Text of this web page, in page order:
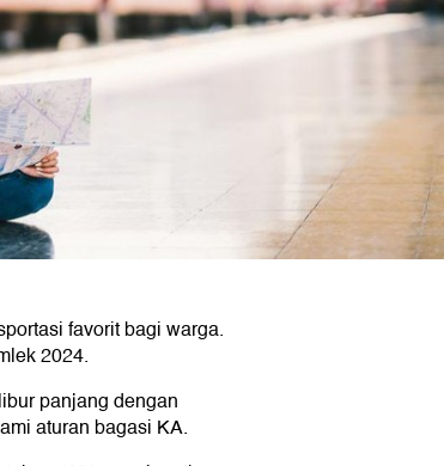
favorit bagi warga.
2024.
panjang dengan
aturan bagasi KA.